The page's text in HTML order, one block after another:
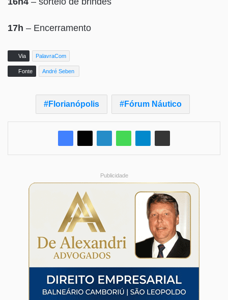
17h – Encerramento
Via PalavraCom
Fonte André Seben
Florianópolis Fórum Náutico
Publicidade